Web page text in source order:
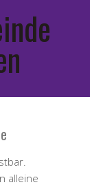
alleine